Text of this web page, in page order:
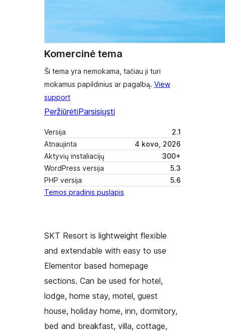
Komercinė tema
Ši tema yra nemokama, tačiau ji turi
mokamus papildinius ar pagalbą. View
support
PeržiūrėtiParsisiųsti
Versija
2.1
Atnaujinta
4 kovo, 2026
Aktyvių instaliacijų
300+
WordPress versija
5.3
PHP versija
5.6
Temos pradinis puslapis
SKT Resort is lightweight flexible
and extendable with easy to use
Elementor based homepage
sections. Can be used for hotel,
lodge, home stay, motel, guest
house, holiday home, inn, dormitory,
bed and breakfast, villa, cottage,